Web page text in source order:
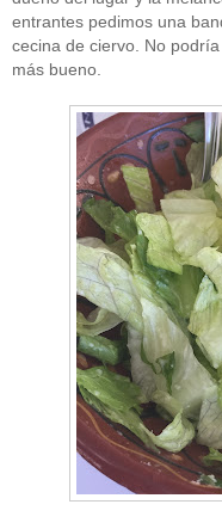
entrantes pedimos una
cecina de ciervo. No
más bueno.